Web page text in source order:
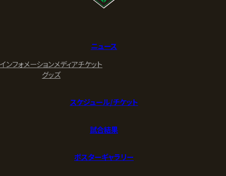
ニュース
インフォメーションメディアチケット
グッズ
スケジュール/チケット
試合結果
ポスターギャラリー